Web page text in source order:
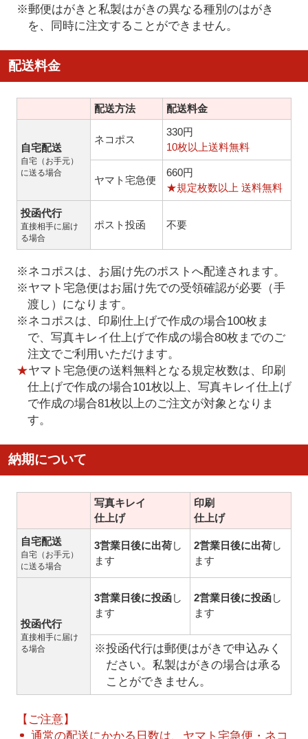
※郵便はがきと私製はがきの異なる種別のはがき
を、同時に注文することができません。
配送料金
配送方法 配送料金
自宅配送
自宅（お手元）
に送る場合
ネコポス
330円
10枚以上送料無料
ヤマト宅急便
660円
★規定枚数以上 送料無料
投函代行
直接相手に届け
る場合
ポスト投函 不要
※ネコポスは、お届け先のポストへ配達されます。
※ヤマト宅急便はお届け先での受領確認が必要（手
渡し）になります。
※ネコポスは、印刷仕上げで作成の場合100枚ま
で、写真キレイ仕上げで作成の場合80枚までのご
注文でご利用いただけます。
★ヤマト宅急便の送料無料となる規定枚数は、印刷
仕上げで作成の場合101枚以上、写真キレイ仕上げ
で作成の場合81枚以上のご注文が対象となりま
す。
納期について
写真キレイ
仕上げ
印刷
仕上げ
自宅配送
自宅（お手元）
に送る場合
3営業日後に出荷し
ます
2営業日後に出荷し
ます
投函代行
直接相手に届け
る場合
3営業日後に投函し
ます
2営業日後に投函し
ます
※投函代行は郵便はがきで申込みく
ださい。私製はがきの場合は承る
ことができません。
【ご注意】
通常の配送にかかる日数は、ヤマト宅急便・ネコ